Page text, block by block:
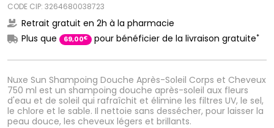
Nuxe Sun Shampoing Douche Après-Soleil Corps et Cheveux
750 ml est un shampoing douche après-soleil aux fleurs
d'eau et de soleil qui rafraîchit et élimine les filtres UV, le sel,
le chlore et le sable. Il nettoie sans dessécher, pour laisser la
peau douce, les cheveux légers et brillants.
CODE CIP: 3264680038723
Retrait gratuit en 2h à la pharmacie
Plus que
69,00€ pour bénéficier de la livraison gratuite*